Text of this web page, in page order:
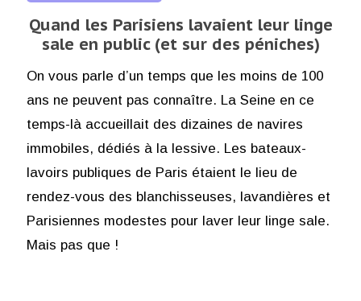
Quand les Parisiens lavaient leur linge
sale en public (et sur des péniches)
On vous parle d’un temps que les moins de 100
ans ne peuvent pas connaître. La Seine en ce
temps-là accueillait des dizaines de navires
immobiles, dédiés à la lessive. Les bateaux-
lavoirs publiques de Paris étaient le lieu de
rendez-vous des blanchisseuses, lavandières et
Parisiennes modestes pour laver leur linge sale.
Mais pas que !